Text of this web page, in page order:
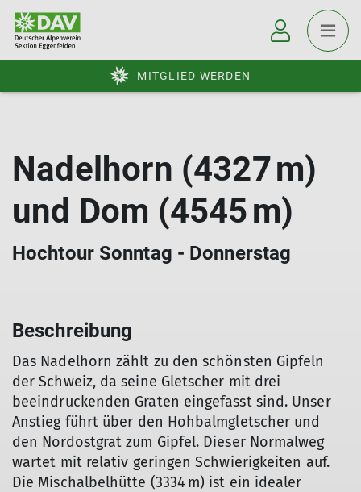
MITGLIED WERDEN
Nadelhorn (4327 m)
und Dom (4545 m)
Hochtour Sonntag - Donnerstag
Beschreibung
Das Nadelhorn zählt zu den schönsten Gipfeln
der Schweiz, da seine Gletscher mit drei
beeindruckenden Graten eingefasst sind. Unser
Anstieg führt über den Hohbalmgletscher und
den Nordostgrat zum Gipfel. Dieser Normalweg
wartet mit relativ geringen Schwierigkeiten auf.
Die Mischalbelhütte (3334 m) ist ein idealer